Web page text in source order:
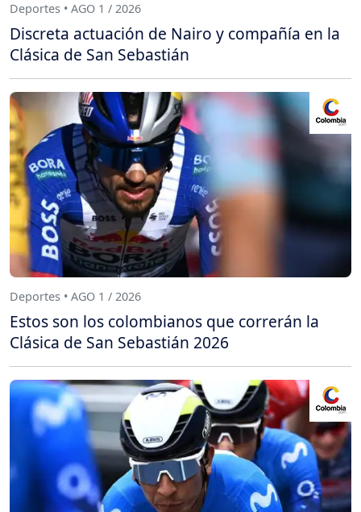
Deportes • AGO 1 / 2026
Discreta actuación de Nairo y compañía en la
Clásica de San Sebastián
Deportes • AGO 1 / 2026
Estos son los colombianos que correrán la
Clásica de San Sebastián 2026